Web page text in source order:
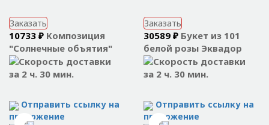
Заказать
10733 ₽ Композиция
"Солнечные объятия"
за 2 ч. 30 мин.
Отправить ссылку на
приложение
Заказать
30589 ₽ Букет из 101
белой розы Эквадор
за 2 ч. 30 мин.
Отправить ссылку на
приложение